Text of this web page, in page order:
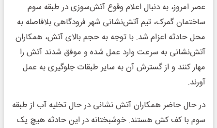
عصر امروز، به دنبال اعلام وقوع آتش‌سوزی در طبقه سوم
ساختمان گمرک، تیم آتش‌نشانی شهر فرودگاهی بلافاصله به
محل حادثه اعزام شد. با توجه به حجم بالای آتش، همکاران
آتش‌نشانی به سرعت وارد عمل شده و موفق شدند آتش را
مهار کنند و از گسترش آن به سایر طبقات جلوگیری به عمل
آورند.
در حال حاضر همکاران آتش نشانی در حال تخلیه آب از طبقه
سوم با کف کش هستند. خوشبختانه در این حادثه هیچ یک